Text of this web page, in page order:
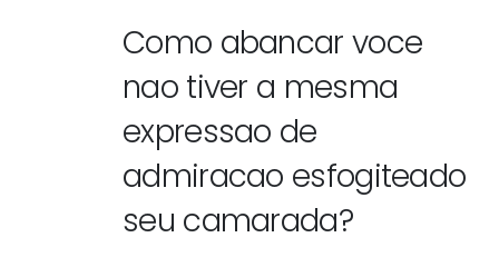
Como abancar voce
nao tiver a mesma
expressao de
admiracao esfogiteado
seu camarada?